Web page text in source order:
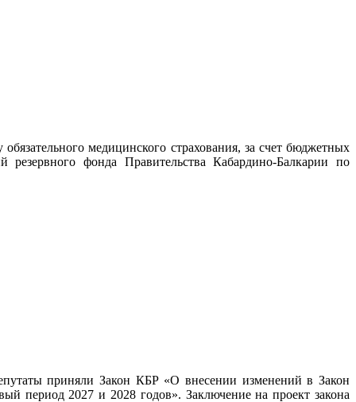
медицинского страхования, за счет бюджетных
фонда Правительства Кабардино-Балкарии по
приняли Закон КБР «О внесении изменений в Закон
период 2027 и 2028 годов». Заключение на проект закона